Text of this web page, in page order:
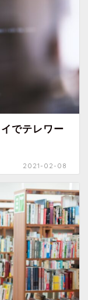
でテレワー
2021-02-08